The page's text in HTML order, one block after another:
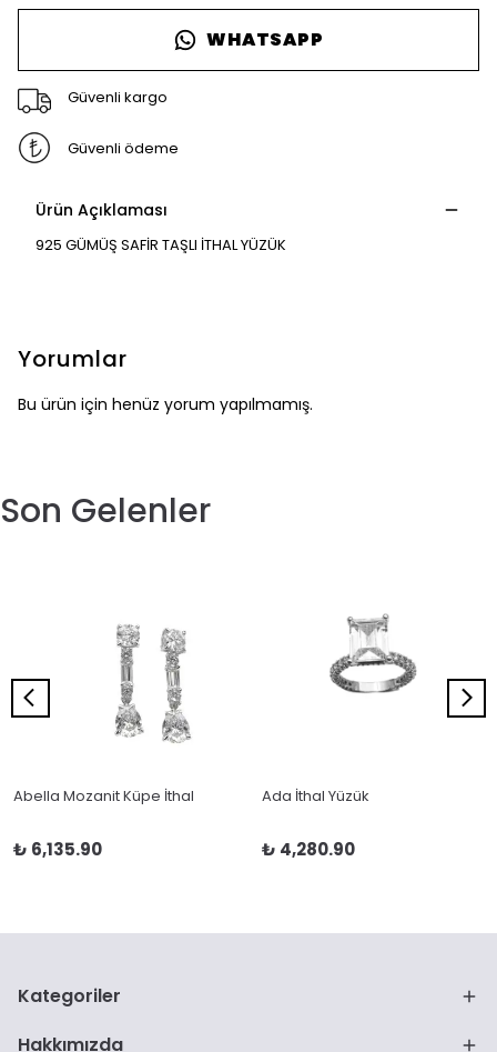
WHATSAPP
Güvenli kargo
Güvenli ödeme
Ürün Açıklaması
925 GÜMÜŞ SAFİR TAŞLI İTHAL YÜZÜK
Yorumlar
Bu ürün için henüz yorum yapılmamış.
Son Gelenler
Abella Mozanit Küpe İthal
₺ 6,135.90
Ada İthal Yüzük
₺ 4,280.90
Kategoriler
Hakkımızda